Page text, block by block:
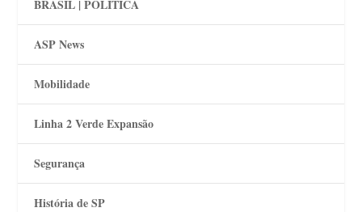
BRASIL | POLÍTICA
ASP News
Mobilidade
Linha 2 Verde Expansão
Segurança
História de SP